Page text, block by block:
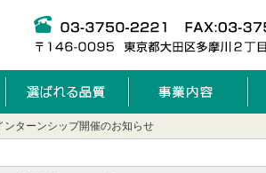
ンターンシップ開催のお知らせ